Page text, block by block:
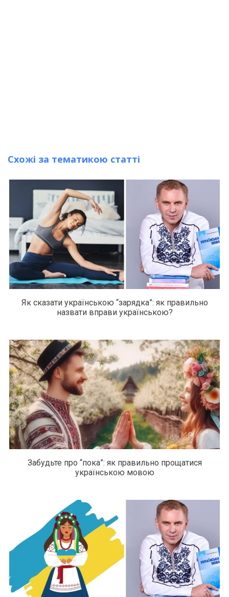
Схожі за тематикою статті
Як сказати українською “зарядка”: як правильно
назвати вправи українською?
Забудьте про “пока”: як правильно прощатися
українською мовою